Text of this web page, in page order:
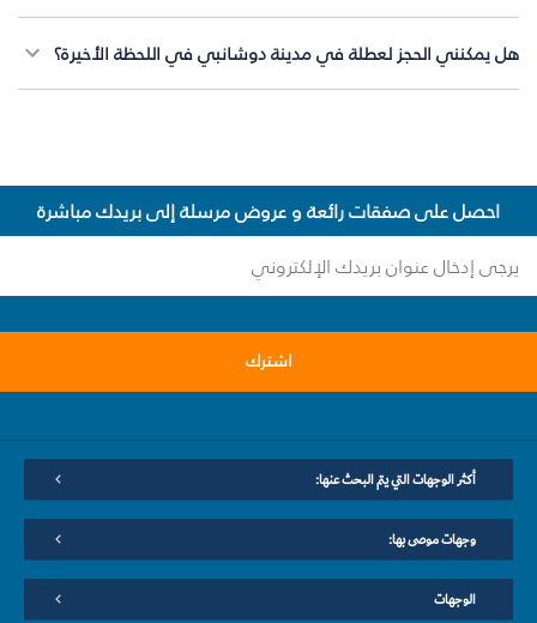
هل يمكنني الحجز لعطلة في مدينة دوشانبي في اللحظة الأخيرة؟
احصل على صفقات رائعة و عروض مرسلة إلى بريدك مباشرة
اشترك
أكثر الوجهات التي يتم البحث عنها:
وجهات موصى بها:
الوجهات